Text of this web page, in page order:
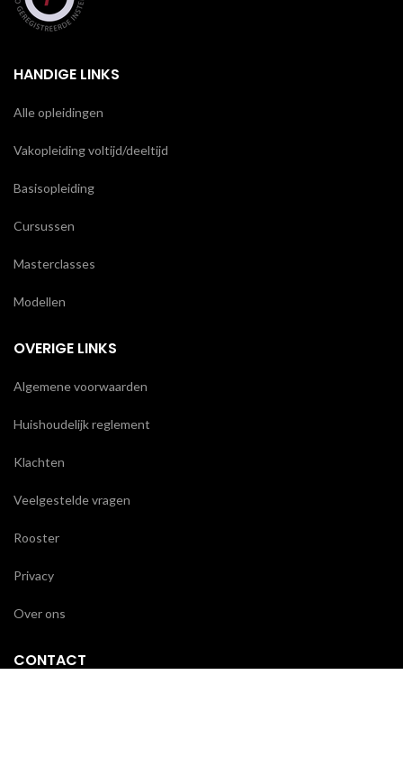
HANDIGE LINKS
Alle opleidingen
Vakopleiding voltijd/deeltijd
Basisopleiding
Cursussen
Masterclasses
Modellen
OVERIGE LINKS
Algemene voorwaarden
Huishoudelijk reglement
Klachten
Veelgestelde vragen
Rooster
Privacy
Over ons
CONTACT